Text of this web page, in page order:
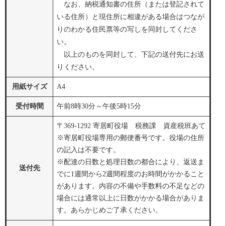
なお、納税通知書の住所（または登記されて
いる住所）と現住所に相違がある場合はつなが
りのわかる住民票等の写しを同封してくださ
い。
以上のものを同封して、下記の送付先にお送
りください。
用紙サイズ A4
受付時間 午前8時30分～午後5時15分
送付先
〒369-1292 寄居町役場 税務課 資産税班あて
※寄居町役場専用の郵便番号です。役場の住所
の記入は不要です。
※配達の日数と処理日数の都合により、返送ま
でに1週間から2週間程度のお時間がかかること
があります。内容の不備や手数料の不足などの
場合には通常以上に日数がかかる場合がありま
す。あらかじめご了承ください。